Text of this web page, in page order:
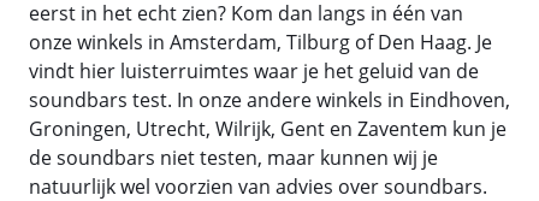
eerst in het echt zien? Kom dan langs in één van
onze winkels in Amsterdam, Tilburg of Den Haag. Je
vindt hier luisterruimtes waar je het geluid van de
soundbars test. In onze andere winkels in Eindhoven,
Groningen, Utrecht, Wilrijk, Gent en Zaventem kun je
de soundbars niet testen, maar kunnen wij je
natuurlijk wel voorzien van advies over soundbars.